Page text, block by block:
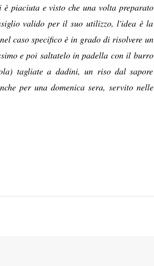
piaciuta e visto che una volta preparato
valido per il suo utilizzo, l'idea è la
caso specifico è in grado di risolvere un
e poi saltatelo in padella con il burro
tagliate a dadini, un riso dal sapore
per una domenica sera, servito nelle